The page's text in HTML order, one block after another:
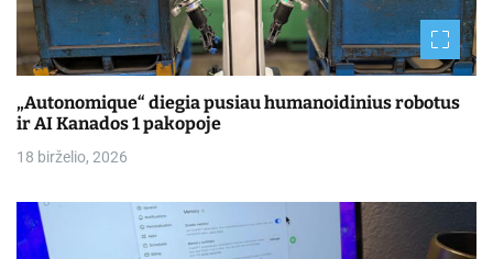
„Autonomique“ diegia pusiau humanoidinius robotus
ir AI Kanados 1 pakopoje
18 birželio, 2026